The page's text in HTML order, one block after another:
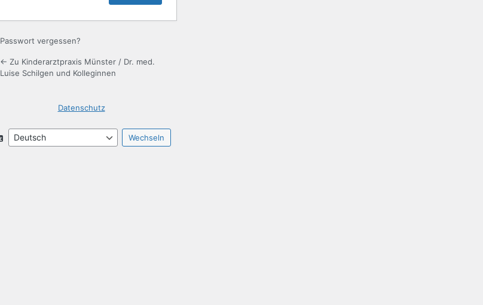
Passwort vergessen?
← Zu Kinderarztpraxis Münster / Dr. med.
Luise Schilgen und Kolleginnen
Datenschutz
Sprache